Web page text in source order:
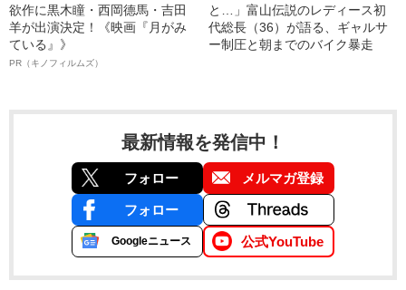
欲作に黒木瞳・西岡德馬・吉田
羊が出演決定！《映画『月がみ
ている』》
PR（キノフィルムズ）
と…」富山伝説のレディース初
代総長（36）が語る、ギャルサ
ー制圧と朝までのバイク暴走
最新情報を発信中！
フォロー メルマガ登録
フォロー
Googleニュース 公式YouTube